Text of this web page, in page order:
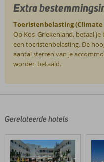
Extra
Toeristenbelasting (Climate
Op Kos, Griekenland, betaal
een toeristenbelasting. De
aantal sterren van je
worden betaald.
door
klanten
geschreven
na
Gerelateerde hotels